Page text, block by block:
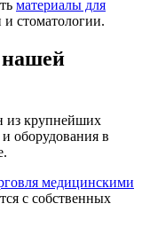
материалы для
и стоматологии.
из крупнейших
оборудования в
медицинскими
с собственных